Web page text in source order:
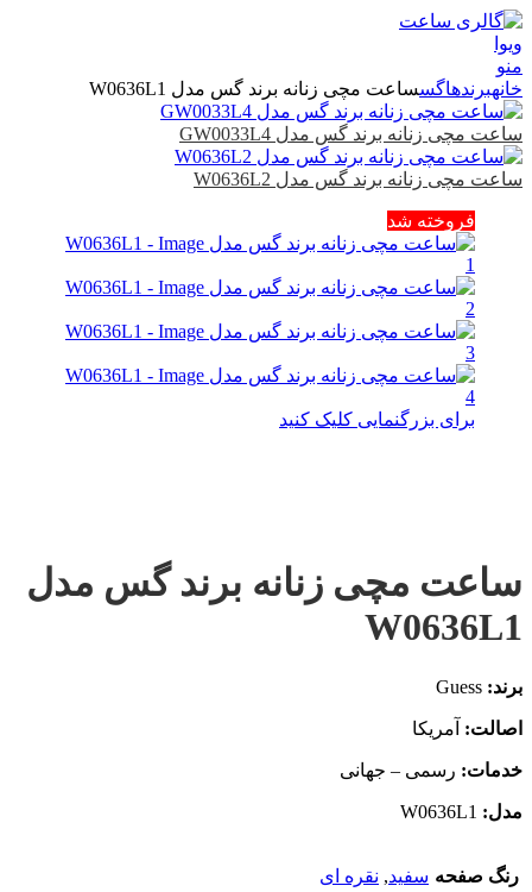
منو
خانهبرندهاگسساعت مچی زنانه برند گس مدل W0636L1
ساعت مچی زنانه برند گس مدل GW0033L4
ساعت مچی زنانه برند گس مدل W0636L2
فروخته شد
برای بزرگنمایی کلیک کنید
ساعت مچی زنانه برند گس مدل
W0636L1
برند: Guess
اصالت: آمریکا
خدمات: رسمی – جهانی
مدل:
رنگ صفحه سفید, نقره ای